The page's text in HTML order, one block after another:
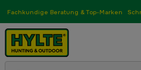
Fachkundige Beratung & Top-Marken